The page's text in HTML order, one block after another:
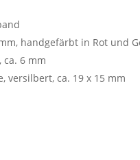
handgefärbt in Rot und
ca. 6 mm
versilbert, ca. 19 x 15 mm